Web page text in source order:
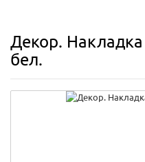
Декор.
бел.